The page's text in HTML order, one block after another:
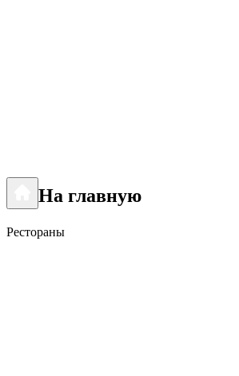
На главную
Рестораны